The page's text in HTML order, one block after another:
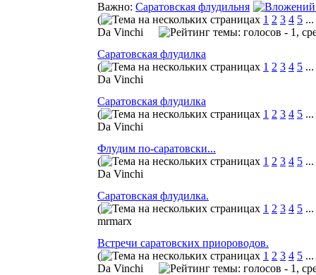
Важно: Саратовская флудильня
(
1 2 3 4 5 ...
Da Vinchi
Саратовская флудилка
(
1 2 3 4 5 ...
Da Vinchi
Саратовская флудилка
(
1 2 3 4 5 ...
Da Vinchi
Флудим по-саратовски...
(
1 2 3 4 5 ...
Da Vinchi
Саратовская флудилка.
(
1 2 3 4 5 ...
mrmarx
Встречи саратовских приороводов.
(
1 2 3 4 5 ...
Da Vinchi